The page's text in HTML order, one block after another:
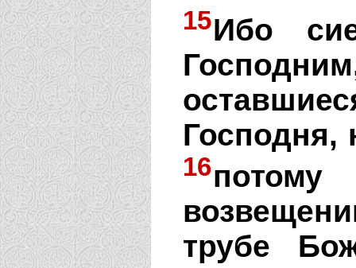
15Ибо
Господня,
16
трубе